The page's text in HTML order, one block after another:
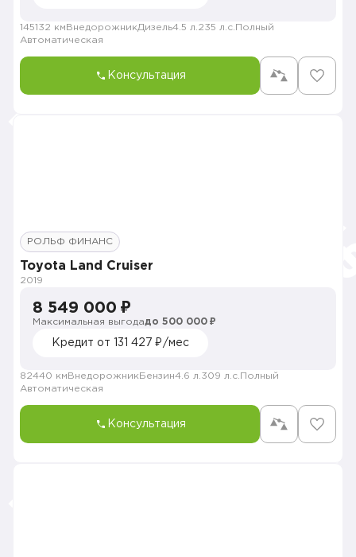
145132 км ВнедорожникДизель4.5 л. 235 л.с. Полный
Автоматическая
Консультация
РОЛЬФ ФИНАНС
Toyota Land Cruiser
2019
8 549 000 ₽
Максимальная выгодадо 500 000 ₽
Кредит от 131 427 ₽/мес
82440 км Внедорожник Бензин4.6 л. 309 л.с. Полный
Автоматическая
Консультация